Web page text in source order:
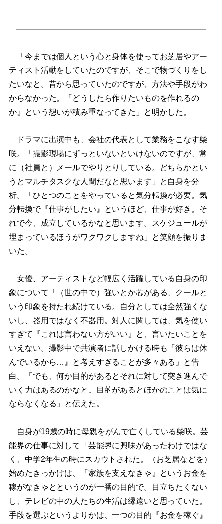
「今までは個人という心と身体を使ってお芝居やアー
ティスト活動をしていたのですが、そこで物づくりをし
たいなと。昔から思っていたのですが、方法や手段がわ
からなかった。『どうしたら作りたいものを作れるの
か』という想いが積み重なってきた」と明かした。
ドラマに出演中も、会社の代表として業務をこなす柴
咲。「撮影現場にずっといないといけないのですが、常
に（社員と）メールでやりとりしている。どちらかとい
うとマルチタスクな人間だなと思います」と自身を分
析。「ひとつのことをやっていると気分転換が必要。気
分転換で『仕事がしたい』というほど、仕事が好き。そ
れで今、成立しているかなと思います。スケジュールが
埋まっているほうがワクワクしますね」と笑顔を振りま
いた。
女優、アーティストなど幅広く活躍している自身の印
象について「（世の中で）強いとか芯がある、クールと
いう印象を持たれ続けている。自分としては全然強くな
いし、器用ではなく不器用。対人に関しては、気を使い
すぎて『これは言わない方がいい』と、言いたいことを
いえない。撮影中で共演者に話しかける時も『彼らは休
んでいるから…』と考えすぎることが多々ある」と告
白。「でも、何か目的があるとそれに対して突き進んで
いく力はあるのかなと。目的があるとほかのことは気に
ならなくなる」と伝えた。
自身が19歳の時に母親をがんで亡くしている柴咲。芸
能界の仕事に対して「芸能界に興味があったわけではな
く、中学2年生の時にスカウトされた。（お芝居などを）
始めたきっかけは、『家族を支えなきゃ』というお金を
稼がなきゃとというのが一番の目的で。目立ちたくない
し、テレビの中の人たちの生活は縁遠いと思っていた。
手段を選ぶというよりかは、一つの目的『お金を稼ぐ』